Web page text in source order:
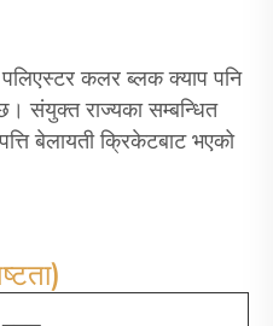
कलर ब्लक क्याप पनि
संयुक्त राज्यका सम्बन्धित
बेलायती क्रिकेटबाट भएको